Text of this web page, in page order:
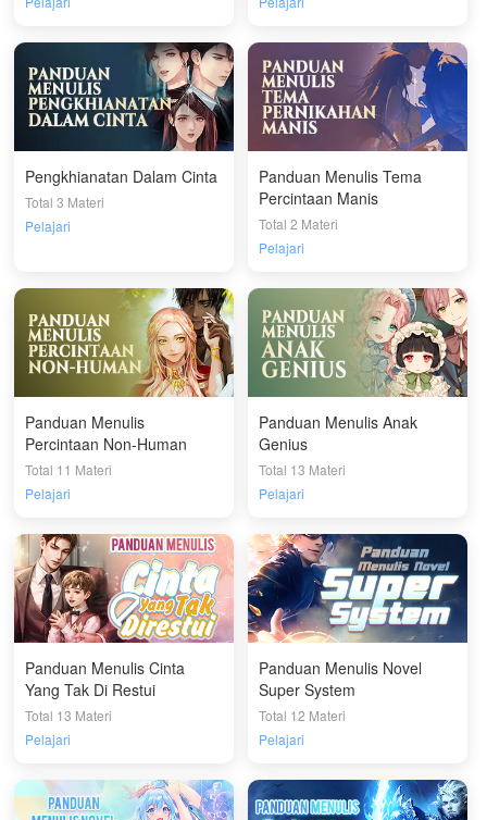
Pengkhianatan Dalam Cinta
Total 3 Materi
Pelajari
Panduan Menulis Tema
Percintaan Manis
Total 2 Materi
Pelajari
Panduan Menulis
Percintaan Non-Human
Total 11 Materi
Pelajari
Panduan Menulis Anak
Genius
Total 13 Materi
Pelajari
Panduan Menulis Cinta
Yang Tak Di Restui
Total 13 Materi
Pelajari
Panduan Menulis Novel
Super System
Total 12 Materi
Pelajari